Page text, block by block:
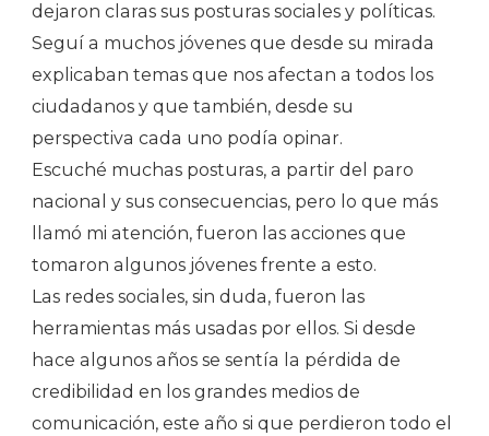
dejaron claras sus posturas sociales y políticas.
Seguí a muchos jóvenes que desde su mirada
explicaban temas que nos afectan a todos los
ciudadanos y que también, desde su
perspectiva cada uno podía opinar.
Escuché muchas posturas, a partir del paro
nacional y sus consecuencias, pero lo que más
llamó mi atención, fueron las acciones que
tomaron algunos jóvenes frente a esto.
Las redes sociales, sin duda, fueron las
herramientas más usadas por ellos. Si desde
hace algunos años se sentía la pérdida de
credibilidad en los grandes medios de
comunicación, este año si que perdieron todo el